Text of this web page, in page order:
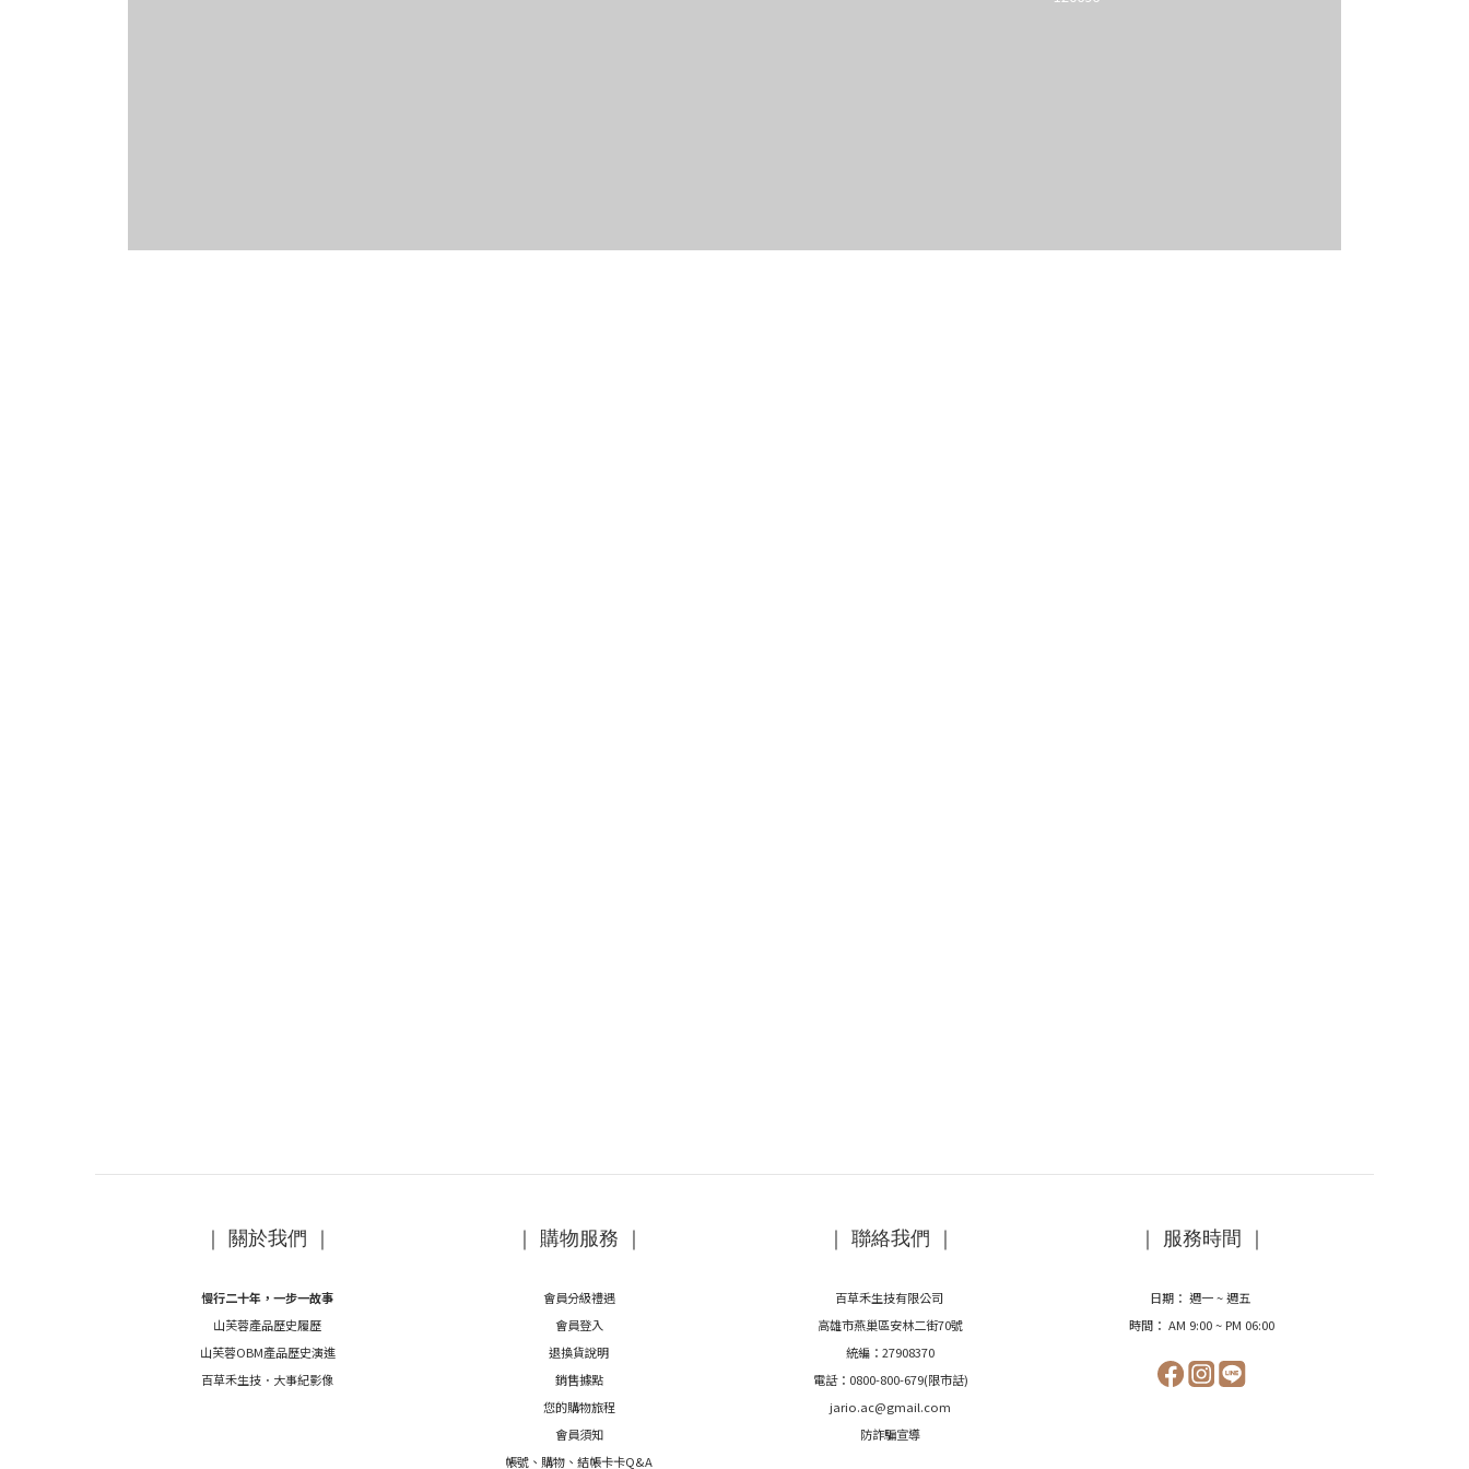
｜ 關於我們 ｜
慢行二十年，一步一故事
山芙蓉產品歷史履歷
山芙蓉OBM產品歷史演進
百草禾生技．大事紀影像
｜ 購物服務 ｜
會員分級禮遇
會員登入
退換貨說明
銷售據點
您的購物旅程
會員須知
帳號、購物、結帳卡卡Q&A
｜ 聯絡我們 ｜
百草禾生技有限公司
高雄市燕巢區安林二街70號
統編：27908370
電話：0800-800-679(限市話)
jario.ac@gmail.com
防詐騙宣導
｜ 服務時間 ｜
日期： 週一 ~ 週五
時間： AM 9:00 ~ PM 06:00